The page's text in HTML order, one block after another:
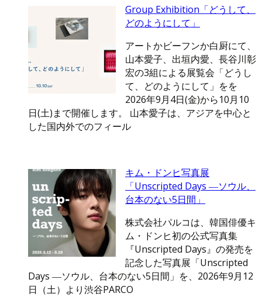
Group Exhibition「どうして、
どのようにして」
アートかビーフンか白厨にて、
山本愛子、出垣内愛、長谷川彰
宏の3組による展覧会「どうし
て、どのようにして」をを
2026年9月4日(金)から10月10
日(土)まで開催します。 山本愛子は、アジアを中心と
した国内外でのフィール
キム・ドンヒ写真展
「Unscripted Days ―ソウル、
台本のない5日間」
株式会社パルコは、韓国俳優キ
ム・ドンヒ初の公式写真集
『Unscripted Days』の発売を
記念した写真展「Unscripted
Days ―ソウル、台本のない5日間」を、2026年9月12
日（土）より渋谷PARCO